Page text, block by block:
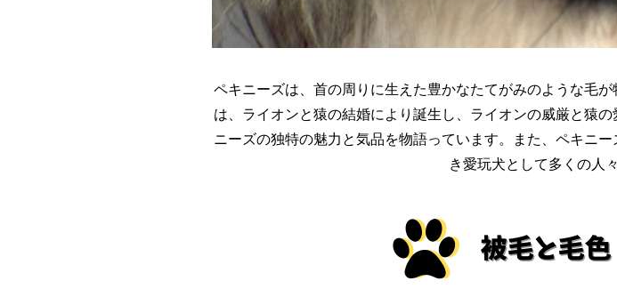
ペキニーズは、首の周りに生えた豊かなたてがみのような毛
は、ライオンと猿の結婚により誕生し、ライオンの威厳と猿
ニーズの独特の魅力と気品を物語っています。また、ペキニ
き愛玩犬として多くの人